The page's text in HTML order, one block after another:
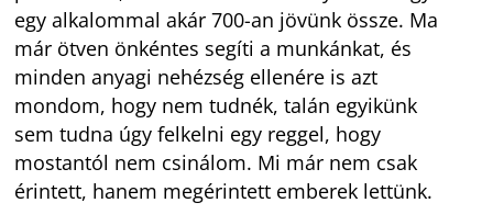
egy alkalommal akár 700-an jövünk össze. Ma
már ötven önkéntes segíti a munkánkat, és
minden anyagi nehézség ellenére is azt
mondom, hogy nem tudnék, talán egyikünk
sem tudna úgy felkelni egy reggel, hogy
mostantól nem csinálom. Mi már nem csak
érintett, hanem megérintett emberek lettünk.